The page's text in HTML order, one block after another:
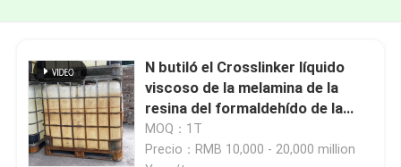
N butiló el Crosslinker líquido
viscoso de la melamina de la
resina del formaldehído de la
melamina
MOQ：1T
Precio：RMB 10,000 - 20,000 million